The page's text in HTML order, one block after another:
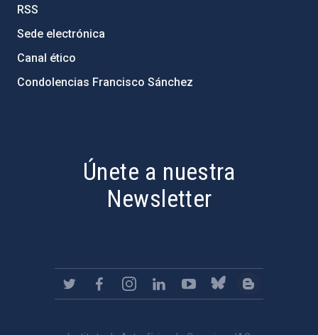
RSS
Sede electrónica
Canal ético
Condolencias Francisco Sánchez
Únete a nuestra
Newsletter